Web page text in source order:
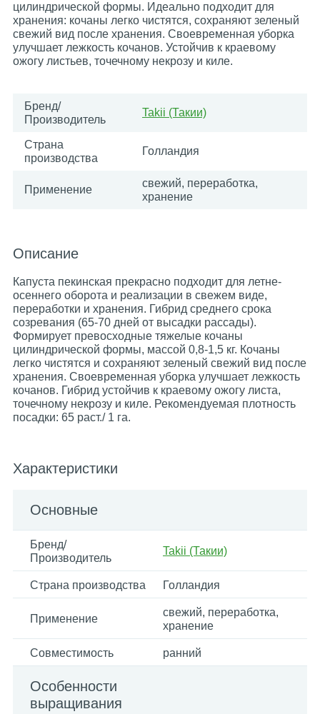
цилиндрической формы. Идеально подходит для
хранения: кочаны легко чистятся, сохраняют зеленый
свежий вид после хранения. Своевременная уборка
улучшает лежкость кочанов. Устойчив к краевому
ожогу листьев, точечному некрозу и киле.
Бренд/
Производитель
Takii (Такии)
Страна
производства
Голландия
Применение
свежий, переработка,
хранение
Описание
Капуста пекинская прекрасно подходит для летне-
осеннего оборота и реализации в свежем виде,
переработки и хранения. Гибрид среднего срока
созревания (65-70 дней от высадки рассады).
Формирует превосходные тяжелые кочаны
цилиндрической формы, массой 0,8-1,5 кг. Кочаны
легко чистятся и сохраняют зеленый свежий вид после
хранения. Своевременная уборка улучшает лежкость
кочанов. Гибрид устойчив к краевому ожогу листа,
точечному некрозу и киле. Рекомендуемая плотность
посадки: 65 раст./ 1 га.
Характеристики
Основные
Бренд/
Производитель
Takii (Такии)
Страна производства Голландия
Применение
свежий, переработка,
хранение
Совместимость ранний
Особенности
выращивания